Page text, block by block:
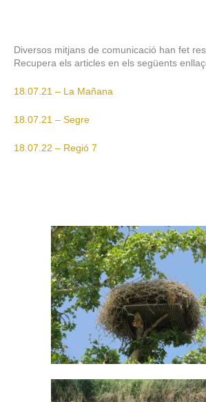
Diversos mitjans de comunicació han fet
Recupera els articles en els següents
18.07.21 – La Mañana
18.07.21 – Segre
18.07.22 – Regió 7